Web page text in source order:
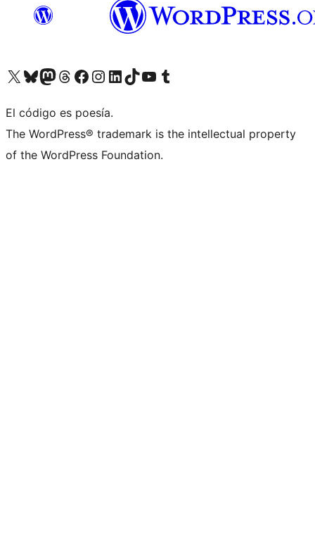
Visitá nuestra cuenta de X (anteriormente Twitter)
Visitá nuestra cuenta de Bluesky
Visitá nuestra cuenta de Mastodon
Visitá nuestra cuenta de Threads
Visitá nuestra página de Facebook
Visitá nuestra cuenta de Instagram
Visitá nuestra cuenta de LinkedIn
Visitá nuestra cuenta de TikTok
Visitá nuestro canal de YouTube
Visitá nuestra cuenta de Tumblr
El código es poesía.
The WordPress® trademark is the intellectual property
of the WordPress Foundation.